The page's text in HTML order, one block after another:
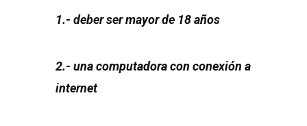
1.- deber ser mayor de 18 años
2.- una computadora con conexión a
internet